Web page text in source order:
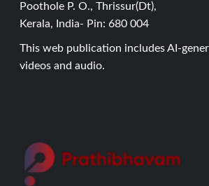
Poothole P. O., Thrissur(Dt),
Kerala, India- Pin: 680 004
This web publication includes AI-
videos and audio.